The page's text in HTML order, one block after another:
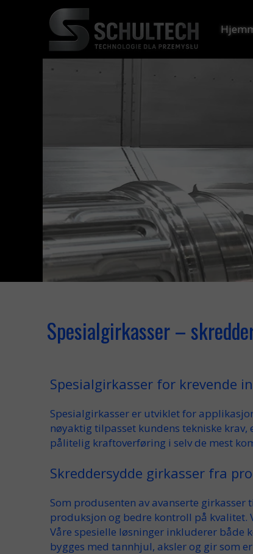
Spesialgirkasser –
Spesialgirkasser for krevende
Spesialgirkasserer utviklet for
nøyaktig tilpasset kundens tekniske krav,
pålitelig kraftoverføring i selv de mest
Skreddersydde girkasser fra
Som produsenten av avanserte girkasser
produksjon og bedre kontroll på kvalitet.
Våre spesielle løsninger inkluderer både
bygges med tannhjul, akslerog gir som